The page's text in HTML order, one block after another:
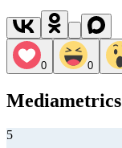
0 0
Mediametrics
5